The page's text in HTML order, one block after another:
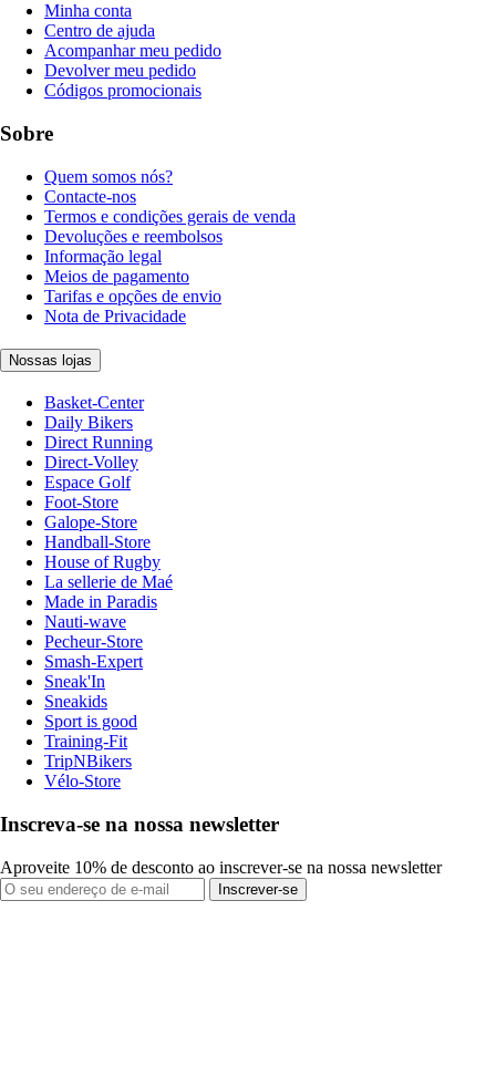
Minha conta
Centro de ajuda
Acompanhar meu pedido
Devolver meu pedido
Códigos promocionais
Sobre
Quem somos nós?
Contacte-nos
Termos e condições gerais de venda
Devoluções e reembolsos
Informação legal
Meios de pagamento
Tarifas e opções de envio
Nota de Privacidade
Nossas lojas
Basket-Center
Daily Bikers
Direct Running
Direct-Volley
Espace Golf
Foot-Store
Galope-Store
Handball-Store
House of Rugby
La sellerie de Maé
Made in Paradis
Nauti-wave
Pecheur-Store
Smash-Expert
Sneak'In
Sneakids
Sport is good
Training-Fit
TripNBikers
Vélo-Store
Inscreva-se na nossa newsletter
Aproveite 10% de desconto ao inscrever-se na nossa newsletter
Inscrever-se